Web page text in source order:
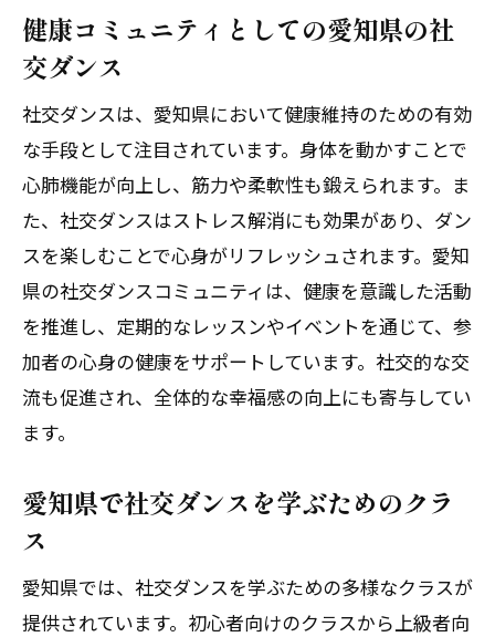
健康コミュニティとしての愛知県の社
交ダンス
社交ダンスは、愛知県において健康維持のための有効
な手段として注目されています。身体を動かすことで
心肺機能が向上し、筋力や柔軟性も鍛えられます。ま
た、社交ダンスはストレス解消にも効果があり、ダン
スを楽しむことで心身がリフレッシュされます。愛知
県の社交ダンスコミュニティは、健康を意識した活動
を推進し、定期的なレッスンやイベントを通じて、参
加者の心身の健康をサポートしています。社交的な交
流も促進され、全体的な幸福感の向上にも寄与してい
ます。
愛知県で社交ダンスを学ぶためのクラ
ス
愛知県では、社交ダンスを学ぶための多様なクラスが
提供されています。初心者向けのクラスから上級者向